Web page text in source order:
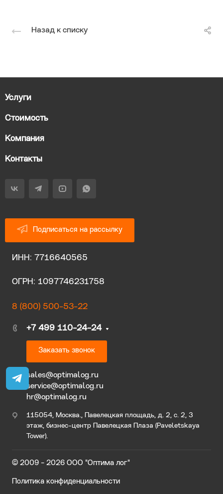
Назад к списку
Услуги
Стоимость
Компания
Контакты
Подписаться на рассылку
ИНН: 7716640565
ОГРН: 1097746231758
8 (800) 500-53-22
+7 499 110-24-24
Заказать звонок
sales@optimalog.ru
service@optimalog.ru
hr@optimalog.ru
115054, Москва., Павелецкая площадь, д. 2, с. 2, 3
этаж, бизнес-центр Павелецкая Плаза (Paveletskaya
Tower).
© 2009 - 2026 ООО "Оптима лог"
Политика конфиденциальности